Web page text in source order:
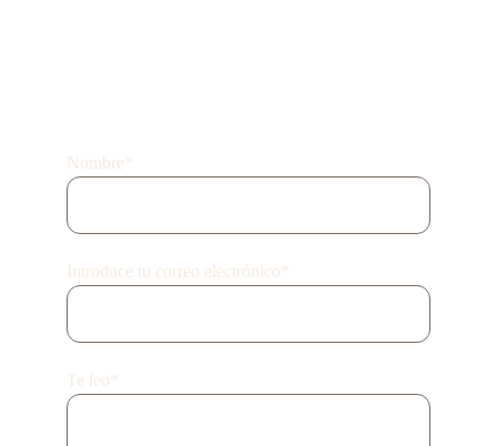
Nombre*
Introduce tu correo electrónico*
Te leo*